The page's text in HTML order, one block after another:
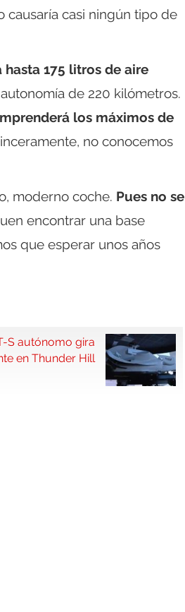
causaría casi ningún tipo de
hasta 175 litros de aire
de 220 kilómetros.
los máximos de
no conocemos
moderno coche. Pues no se
encontrar una base
que esperar unos años
S autónomo gira
en Thunder Hill